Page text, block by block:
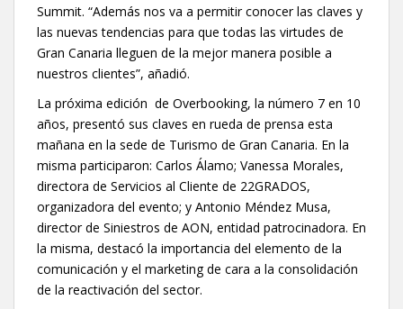
Summit. “Además nos va a permitir conocer las claves y
las nuevas tendencias para que todas las virtudes de
Gran Canaria lleguen de la mejor manera posible a
nuestros clientes”, añadió.
La próxima edición de Overbooking, la número 7 en 10
años, presentó sus claves en rueda de prensa esta
mañana en la sede de Turismo de Gran Canaria. En la
misma participaron: Carlos Álamo; Vanessa Morales,
directora de Servicios al Cliente de 22GRADOS,
organizadora del evento; y Antonio Méndez Musa,
director de Siniestros de AON, entidad patrocinadora. En
la misma, destacó la importancia del elemento de la
comunicación y el marketing de cara a la consolidación
de la reactivación del sector.